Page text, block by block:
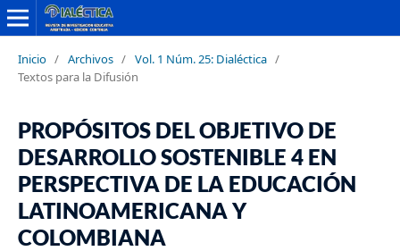
Inicio / Archivos / Vol. 1 Núm. 25: Dialéctica /
Textos para la Difusión
PROPÓSITOS DEL OBJETIVO DE
DESARROLLO SOSTENIBLE 4 EN
PERSPECTIVA DE LA EDUCACIÓN
LATINOAMERICANA Y
COLOMBIANA